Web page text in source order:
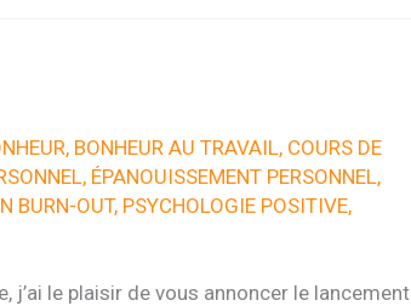
, BONHEUR AU TRAVAIL, COURS DE
, ÉPANOUISSEMENT PERSONNEL,
BURN-OUT, PSYCHOLOGIE POSITIVE,
j’ai le plaisir de vous annoncer le lancement